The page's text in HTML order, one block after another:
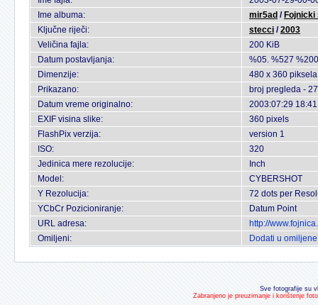
Ime albuma:
mir5ad /
Ključne riječi:
stecci /2003
Veličina fajla:
200 KiB
Datum postavljanja:
%05. %527
Dimenzije:
480 x 360 piksela
Prikazano:
broj pregleda -
Datum vreme originalno:
2003:07:29
EXIF visina slike:
360 pixels
FlashPix verzija:
version 1
ISO:
320
Jedinica mere rezolucije:
Inch
Model:
CYBERSHOT
Y Rezolucija:
72 dots per
YCbCr Pozicioniranje:
Datum Point
URL adresa:
http://
Omiljeni:
Dodati u omiljene
Sve fotografije su
Zabranjeno je preuzimanje i korištenje